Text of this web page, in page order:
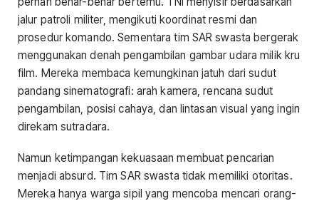
jalur patroli militer, mengikuti koordinat resmi dan
prosedur komando. Sementara tim SAR swasta bergerak
menggunakan denah pengambilan gambar udara milik kru
film. Mereka membaca kemungkinan jatuh dari sudut
pandang sinematografi: arah kamera, rencana sudut
pengambilan, posisi cahaya, dan lintasan visual yang ingin
direkam sutradara.
Namun ketimpangan kekuasaan membuat pencarian
menjadi absurd. Tim SAR swasta tidak memiliki otoritas.
Mereka hanya warga sipil yang mencoba mencari orang-